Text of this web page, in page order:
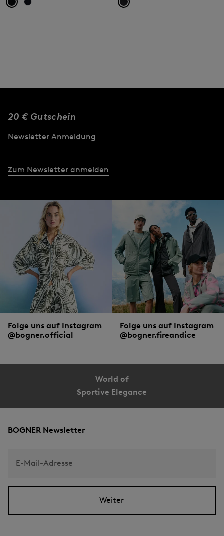
20 € Gutschein
Newsletter Anmeldung
Zum Newsletter anmelden
Folge uns auf Instagram
@bogner.official
Folge uns auf Instagram
@bogner.fireandice
World of
Sportive Elegance
BOGNER Newsletter
E-Mail-Adresse
Weiter